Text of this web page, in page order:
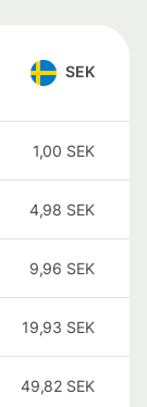
SEK
1,00 SEK
4,98 SEK
9,96 SEK
19,93 SEK
49,82 SEK